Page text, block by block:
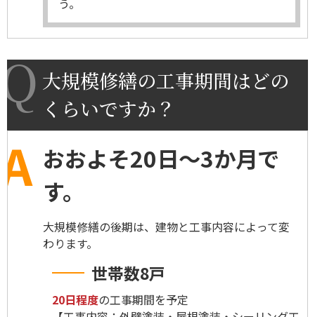
大規模修繕の工事期間はどの
くらいですか？
おおよそ20日～3か月で
す。
大規模修繕の後期は、建物と工事内容によって変
わります。
世帯数8戸
20日程度の工事期間を予定